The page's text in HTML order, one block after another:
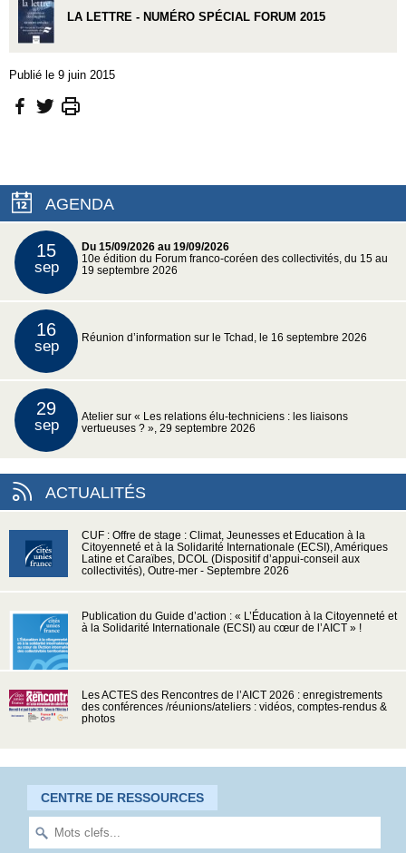
LA LETTRE - NUMÉRO SPÉCIAL FORUM 2015
Publié le 9 juin 2015
AGENDA
15
sep
Du 15/09/2026 au 19/09/2026
10e édition du Forum franco-coréen des collectivités, du 15 au
19 septembre 2026
16
sep Réunion d’information sur le Tchad, le 16 septembre 2026
29
sep
Atelier sur « Les relations élu-techniciens : les liaisons
vertueuses ? », 29 septembre 2026
ACTUALITÉS
CUF : Offre de stage : Climat, Jeunesses et Education à la
Citoyenneté et à la Solidarité Internationale (ECSI), Amériques
Latine et Caraïbes, DCOL (Dispositif d’appui-conseil aux
collectivités), Outre-mer - Septembre 2026
Publication du Guide d’action : « L’Éducation à la Citoyenneté et
à la Solidarité Internationale (ECSI) au cœur de l’AICT » !
Les ACTES des Rencontres de l’AICT 2026 : enregistrements
des conférences /réunions/ateliers : vidéos, comptes-rendus &
photos
CENTRE DE RESSOURCES